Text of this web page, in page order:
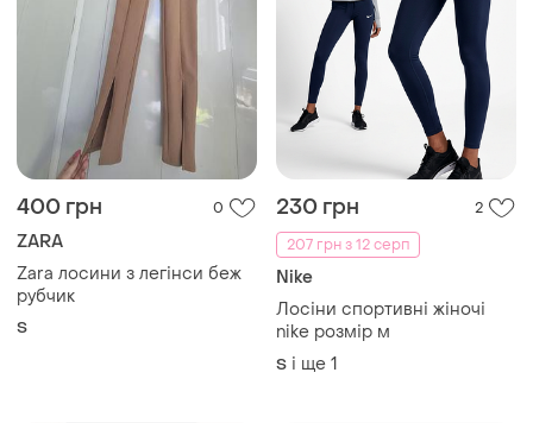
400 грн
Zara лосини з легінси беж
рубчик
230 грн
207 грн з 12 серп
Nike
Лосіни спортивні жіночі
1